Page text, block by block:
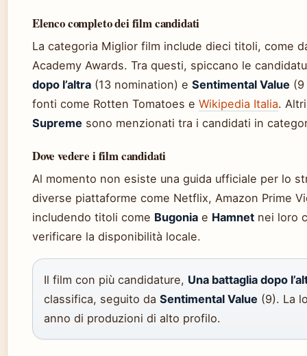
Elenco completo dei film candidati
La categoria Miglior film include dieci titoli, come
Academy Awards. Tra questi, spiccano le
dopo l’altra (13 nomination) e Sentimental Value
fonti come Rotten Tomatoes e Wikipedia Italia.
Supreme sono menzionati tra i candidati in
Dove vedere i film candidati
Al momento non esiste una guida ufficiale per lo
diverse piattaforme come Netflix, Amazon Prime
includendo titoli come Bugonia e Hamnet nei loro
verificare la disponibilità locale.
Il film con più candidature, Una battaglia dopo
classifica, seguito da Sentimental Value (9). La
anno di produzioni di alto profilo.